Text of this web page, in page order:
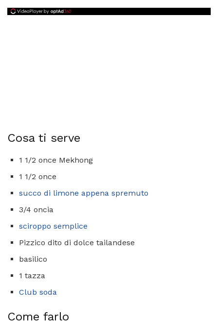
Cosa ti serve
1 1/2 once Mekhong
1 1/2 once
succo di limone appena spremuto
3/4 oncia
sciroppo semplice
Pizzico dito di dolce tailandese
basilico
1 tazza
Club soda
Come farlo